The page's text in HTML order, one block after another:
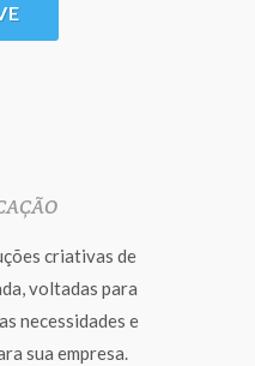
criativas de
voltadas para
necessidades e
sua empresa.